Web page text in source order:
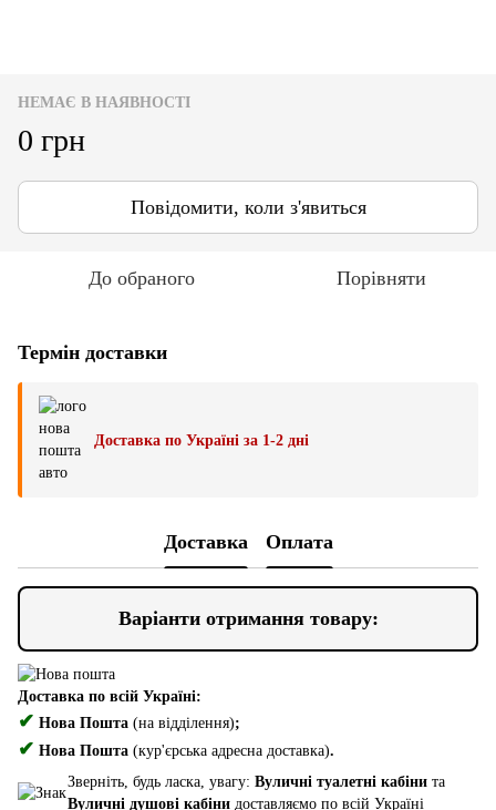
НЕМАЄ В НАЯВНОСТІ
0 грн
Повідомити, коли з'явиться
До обраного Порівняти
Термін доставки
Доставка по Україні за 1-2 дні
Доставка Оплата
Варіанти отримання товару:
Доставка по всій Україні:
✔ Нова Пошта (на відділення);
✔ Нова Пошта (кур'єрська адресна доставка).
Зверніть, будь ласка, увагу: Вуличні туалетні кабіни та
Вуличні душові кабіни доставляємо по всій Україні